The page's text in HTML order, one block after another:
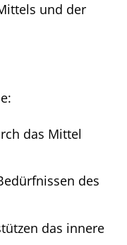
und der
das Mittel
des
das innere